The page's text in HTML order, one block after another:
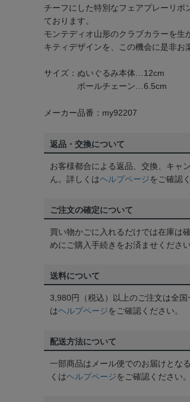
チーフにした特別なフェアプレーリボ
ております。
モンテディオ山形のクラブカラーを生
キティデザインを、この機会に是非お
サイズ：ぬいぐるみ本体…12cm
ボールチェーン…6.5cm
メーカー品番：my92207
返品・交換について
お客様都合による返品、交換、キャ
ん。詳しくはヘルプページをご確認
ご注文の確定について
買い物かごに入れるだけでは在庫は
めにご購入手続きをお済ませください
送料について
3,980円（税込）以上のご注文は全国
はヘルプページをご確認ください。
配送方法について
一部商品はメール便でのお届けとな
くはヘルプページをご確認ください。